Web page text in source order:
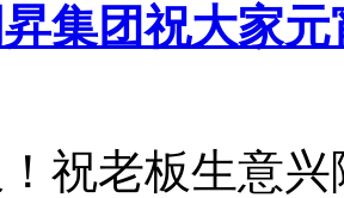
集团祝大家
祝老板生意